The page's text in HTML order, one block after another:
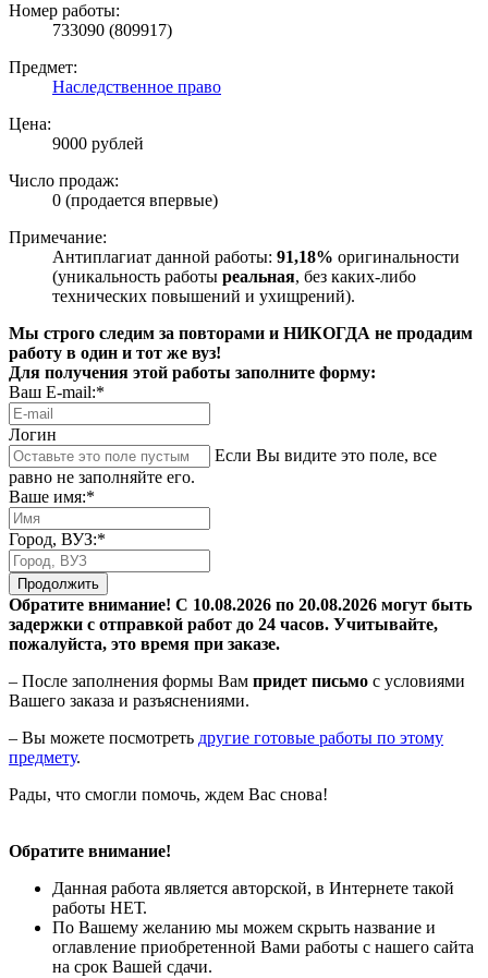
Номер работы:
733090 (809917)
Предмет:
Наследственное право
Цена:
9000 рублей
Число продаж:
0 (продается впервые)
Примечание:
Антиплагиат данной работы: 91,18% оригинальности
(уникальность работы реальная, без каких-либо
технических повышений и ухищрений).
Мы строго следим за повторами и НИКОГДА не продадим
работу в один и тот же вуз!
Для получения этой работы заполните форму:
Ваш E-mail:*
Логин
Если Вы видите это поле, все
равно не заполняйте его.
Ваше имя:*
Город, ВУЗ:*
Продолжить
Обратите внимание! С 10.08.2026 по 20.08.2026 могут быть
задержки с отправкой работ до 24 часов. Учитывайте,
пожалуйста, это время при заказе.
– После заполнения формы Вам придет письмо с условиями
Вашего заказа и разъяснениями.
– Вы можете посмотреть другие готовые работы по этому
предмету.
Рады, что смогли помочь, ждем Вас снова!
Обратите внимание!
Данная работа является авторской, в Интернете такой
работы НЕТ.
По Вашему желанию мы можем скрыть название и
оглавление приобретенной Вами работы с нашего сайта
на срок Вашей сдачи.